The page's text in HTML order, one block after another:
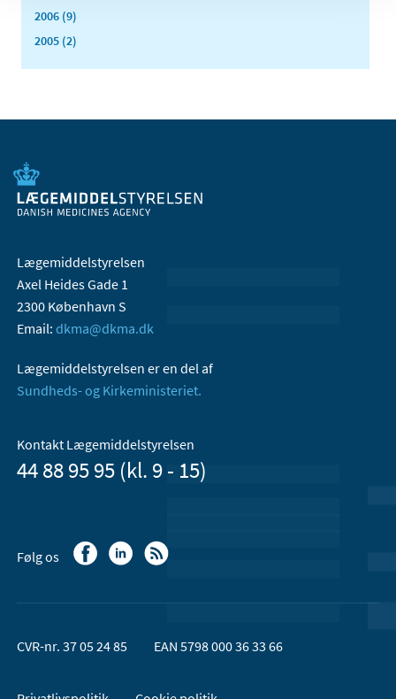
2006 (9)
2005 (2)
Lægemiddelstyrelsen
Axel Heides Gade 1
2300 København S
Email: dkma@dkma.dk
Lægemiddelstyrelsen er en del af
Sundheds- og Kirkeministeriet.
Kontakt Lægemiddelstyrelsen
44 88 95 95 (kl. 9 - 15)
Følg os
CVR-nr. 37 05 24 85 EAN 5798 000 36 33 66